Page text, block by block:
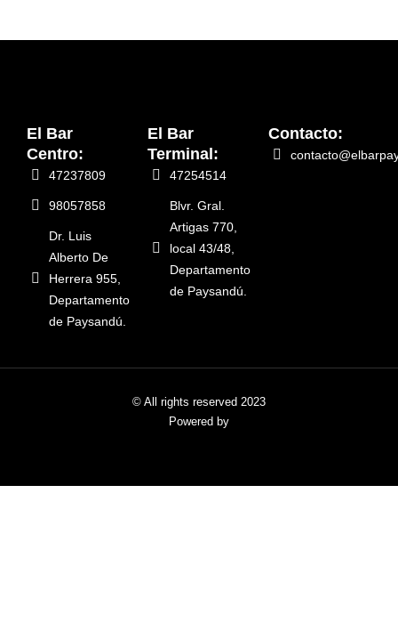
El Bar
Centro:
47237809
98057858
Dr. Luis
Alberto De
Herrera 955,
Departamento
de Paysandú.
El Bar
Terminal:
47254514
Blvr. Gral.
Artigas 770,
local 43/48,
Departamento
de Paysandú.
Contacto:
© All rights reserved 2023
Powered by